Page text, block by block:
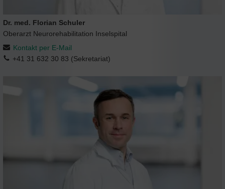
Dr. med. Florian Schuler
Oberarzt Neurorehabilitation Inselspital
Kontakt per E-Mail
+41 31 632 30 83 (Sekretariat)